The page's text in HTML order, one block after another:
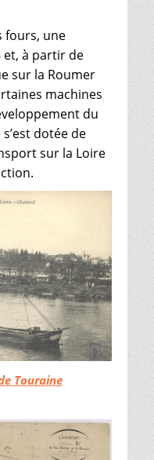
fours, une
et, à partir de
sur la Roumer
machines
du
dotée de
sur la Loire
Touraine